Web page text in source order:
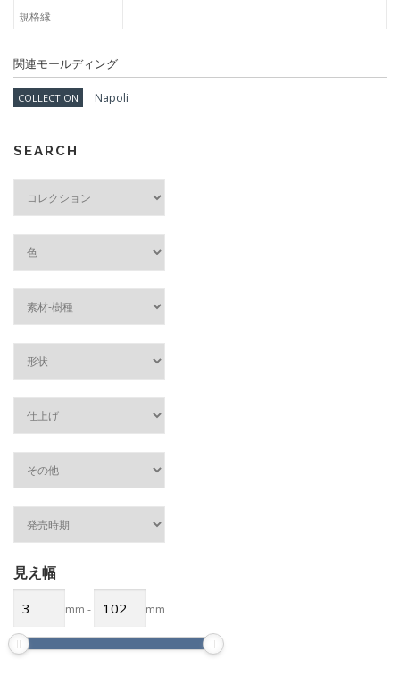
規格縁
関連モールディング
COLLECTION Napoli
SEARCH
見え幅
mm - mm